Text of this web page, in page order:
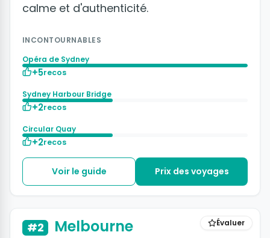
calme et d'authenticité.
INCONTOURNABLES
Opéra de Sydney
+5recos
Sydney Harbour Bridge
+2recos
Circular Quay
+2recos
Voir le guide Prix des voyages
Évaluer
#2 Melbourne